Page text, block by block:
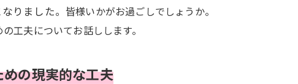
りました。 皆様いかがお過ごしでしょうか。
工夫についてお話しします。
の現実的な工夫